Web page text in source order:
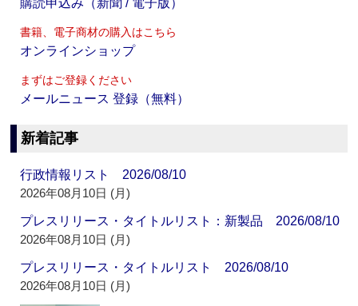
購読申込み（新聞 / 電子版）
書籍、電子商材の購入はこちら
オンラインショップ
まずはご登録ください
メールニュース 登録（無料）
新着記事
行政情報リスト 2026/08/10
2026年08月10日 (月)
プレスリリース・タイトルリスト：新製品 2026/08/10
2026年08月10日 (月)
プレスリリース・タイトルリスト 2026/08/10
2026年08月10日 (月)